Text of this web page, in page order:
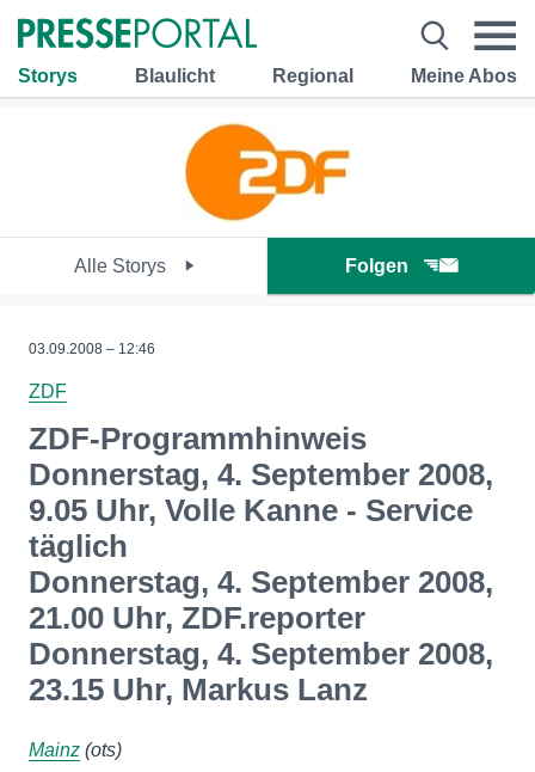
Storys Blaulicht Regional Meine Abos
Alle Storys Folgen
03.09.2008 – 12:46
ZDF
ZDF-Programmhinweis
Donnerstag, 4. September 2008,
9.05 Uhr, Volle Kanne - Service
täglich
Donnerstag, 4. September 2008,
21.00 Uhr, ZDF.reporter
Donnerstag, 4. September 2008,
23.15 Uhr, Markus Lanz
Mainz (ots)